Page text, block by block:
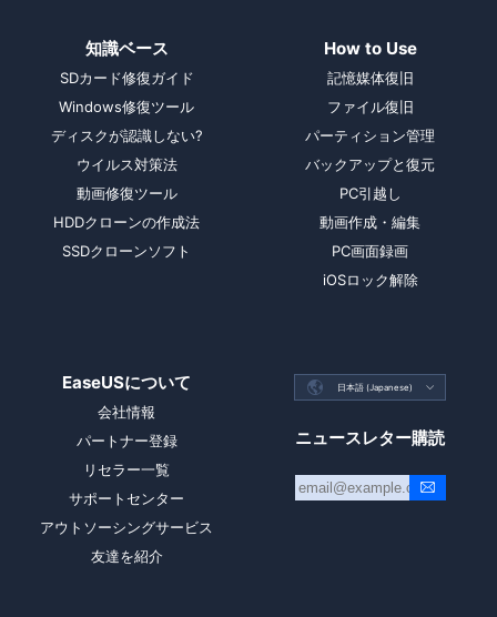
知識ベース
SDカード修復ガイド
Windows修復ツール
ディスクが認識しない?
ウイルス対策法
動画修復ツール
HDDクローンの作成法
SSDクローンソフト
How to Use
記憶媒体復旧
ファイル復旧
パーティション管理
バックアップと復元
PC引越し
動画作成・編集
PC画面録画
iOSロック解除
EaseUSについて
会社情報
パートナー登録
リセラー一覧
サポートセンター
アウトソーシングサービス
友達を紹介
 日本語 (Japanese) 
ニュースレター購読